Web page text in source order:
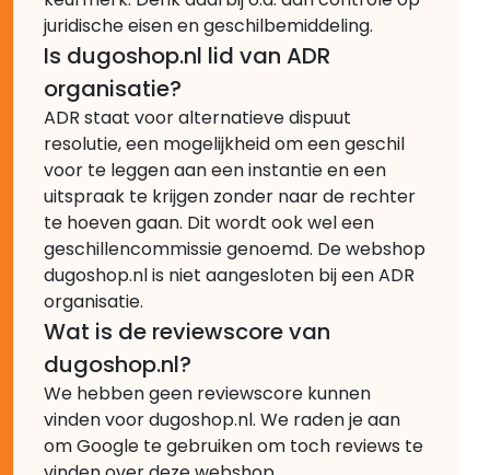
juridische eisen en geschilbemiddeling.
Is dugoshop.nl lid van ADR
organisatie?
ADR staat voor alternatieve dispuut
resolutie, een mogelijkheid om een geschil
voor te leggen aan een instantie en een
uitspraak te krijgen zonder naar de rechter
te hoeven gaan. Dit wordt ook wel een
geschillencommissie genoemd. De webshop
dugoshop.nl is niet aangesloten bij een ADR
organisatie.
Wat is de reviewscore van
dugoshop.nl?
We hebben geen reviewscore kunnen
vinden voor dugoshop.nl. We raden je aan
om Google te gebruiken om toch reviews te